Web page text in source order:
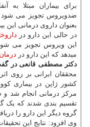
برای بیماران مبتلا به
ضدویروس تجویز می شود
بعنوان داروی درمانی این
در حالی این دارو در
این ویروس تجویز می
میدهد که این دارو در درمان
دکتر مصطفی قانعی در
محققان ایرانی بر روی
مرکز درمانی انجام شد و
تقسیم بندی شدند که یک
گروه دیگر این دارو را
وی افزود: نتایج این